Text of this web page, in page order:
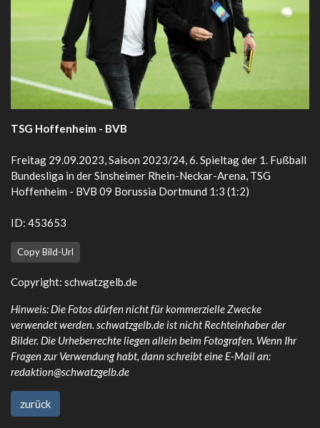
TSG Hoffenheim - BVB
Freitag 29.09.2023, Saison 2023/24, 6. Spieltag der 1. Fußball
Bundesliga in der Sinsheimer Rhein-Neckar-Arena, TSG
Hoffenheim - BVB 09 Borussia Dortmund 1:3 (1:2)
ID: 453653
Copy Bild-Url
Copyright: schwatzgelb.de
Hinweis: Die Fotos dürfen nicht für kommerzielle Zwecke
verwendet werden. schwatzgelb.de ist nicht Rechteinhaber der
Bilder. Die Urheberrechte liegen allein beim Fotografen. Wenn Ihr
Fragen zur Verwendung habt, dann schreibt eine E-Mail an:
redaktion@schwatzgelb.de
zurück